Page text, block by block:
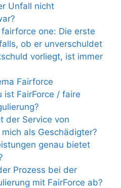
Unfall nicht
one: Die erste
ob er unverschuldet
vorliegt, ist immer
Fairforce
ist FairForce / faire
der Service von
als Geschädigter?
genau bietet
Prozess bei der
mit FairForce ab?